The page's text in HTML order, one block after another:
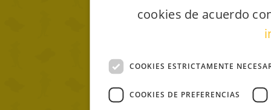
cookies de acuerdo
COOKIES ESTRICTAMENTE
COOKIES DE PREFERENCIAS